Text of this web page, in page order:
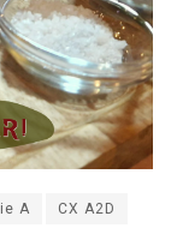
A
CX A2D